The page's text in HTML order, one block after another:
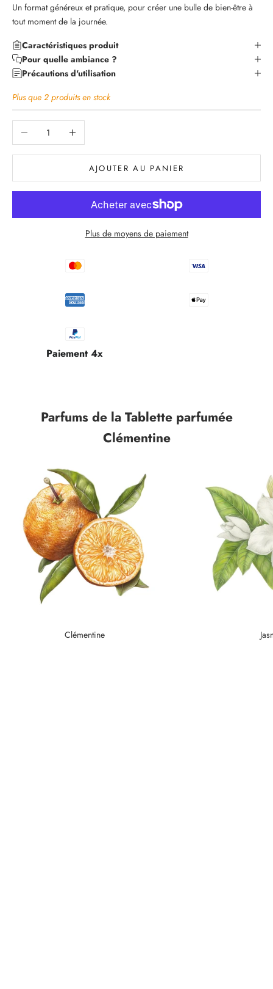
Un format généreux et pratique, pour créer une bulle de bien-être à
tout moment de la journée.
Caractéristiques produit
Pour quelle ambiance ?
Précautions d'utilisation
Plus que 2 produits en stock
Diminuer la quantitéAugmenter la quantité
AJOUTER AU PANIER
Plus de moyens de paiement
Paiement 4x
Parfums de la Tablette parfumée
Clémentine
Clémentine